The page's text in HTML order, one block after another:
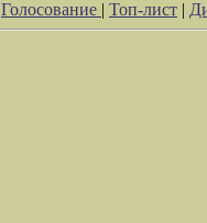
Голосование | Топ-лист |